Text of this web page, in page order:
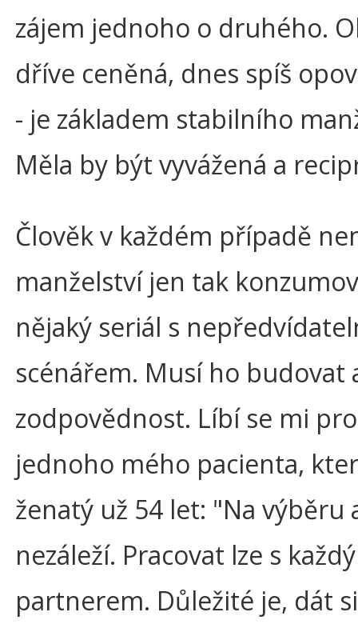
zájem jednoho o druhého.
dříve ceněná, dnes spíš
- je základem stabilního
Měla by být vyvážená a
Člověk v každém případě
manželství jen tak
nějaký seriál s
scénářem. Musí ho budovat
zodpovědnost. Líbí se mi
jednoho mého pacienta,
ženatý už 54 let: "Na výběru
nezáleží. Pracovat lze s
partnerem. Důležité je, dát